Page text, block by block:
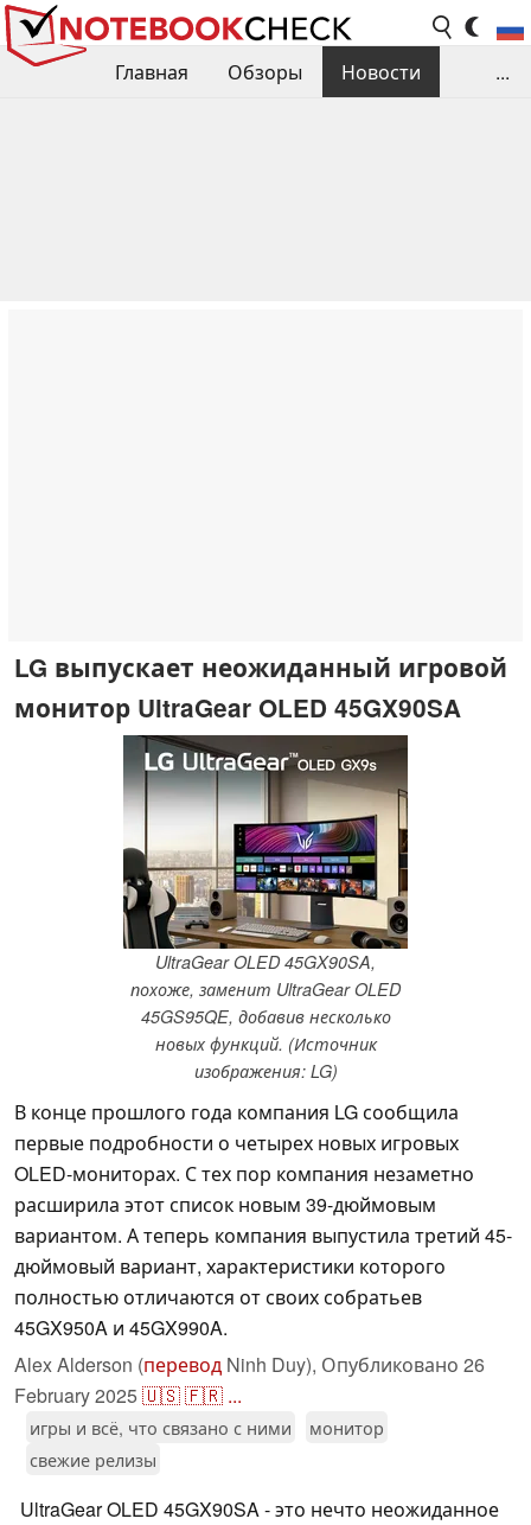
Главная Обзоры
Новости
...
LG выпускает неожиданный игровой
монитор UltraGear OLED 45GX90SA
UltraGear OLED 45GX90SA,
похоже, заменит UltraGear OLED
45GS95QE, добавив несколько
новых функций. (Источник
изображения: LG)
В конце прошлого года компания LG сообщила
первые подробности о четырех новых игровых
OLED-мониторах. С тех пор компания незаметно
расширила этот список новым 39-дюймовым
вариантом. А теперь компания выпустила третий 45-
дюймовый вариант, характеристики которого
полностью отличаются от своих собратьев
45GX950A и 45GX990A.
Alex Alderson (перевод Ninh Duy), Опубликовано 26
February 2025🇺🇸🇫🇷 ...
игры и всё, что связано с ними
монитор
свежие релизы
UltraGear OLED 45GX90SA - это нечто неожиданное